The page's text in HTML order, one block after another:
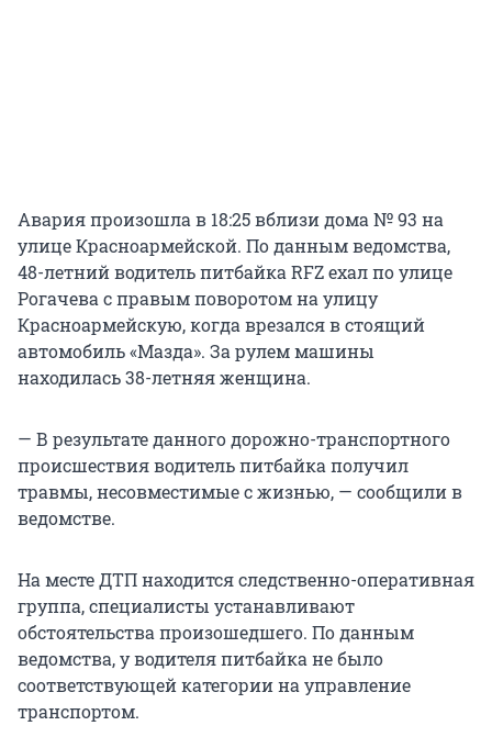
Авария произошла в 18:25 вблизи дома № 93 на
улице Красноармейской. По данным ведомства,
48-летний водитель питбайка RFZ ехал по улице
Рогачева с правым поворотом на улицу
Красноармейскую, когда врезался в стоящий
автомобиль «Мазда». За рулем машины
находилась 38-летняя женщина.
— В результате данного дорожно-транспортного
происшествия водитель питбайка получил
травмы, несовместимые с жизнью, — сообщили в
ведомстве.
На месте ДТП находится следственно-оперативная
группа, специалисты устанавливают
обстоятельства произошедшего. По данным
ведомства, у водителя питбайка не было
соответствующей категории на управление
транспортом.